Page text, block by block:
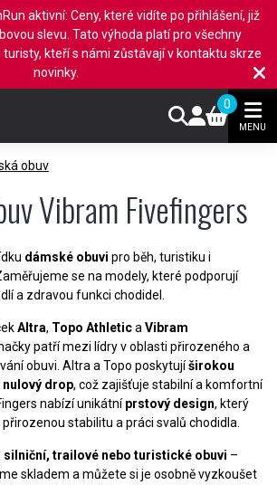
0
MENU
obuv
Vibram Fivefingers
dámské obuvi pro běh, turistiku i
se na modely, které podporují
a zdravou funkci chodidel.
Altra, Topo Athletica Vibram
patří mezi lídry v oblasti přirozeného a
obuvi. Altra a Topo poskytujíširokou
nulový drop, což zajišťuje stabilní a komfortní
nabízí unikátníprstový design, který
stabilitu a práci svalů chodidla.
silniční, trailové nebo turistické obuvi –
skladem a můžete si je osobně vyzkoušet
aktivní: Ceny, které vidíte po přihlášení, již
slevu. Tato výhoda platí pro všechny
kteří s námi zůstávají v kontaktu skrze
novinky.